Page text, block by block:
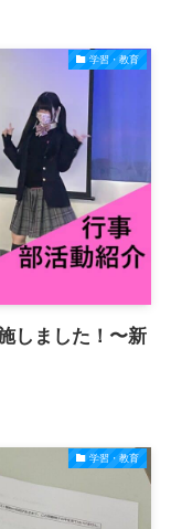
学習・教育
しました！〜新
学習・教育